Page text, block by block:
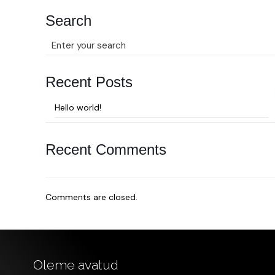
Search
Recent Posts
Hello world!
Recent Comments
Comments are closed.
Oleme avatud